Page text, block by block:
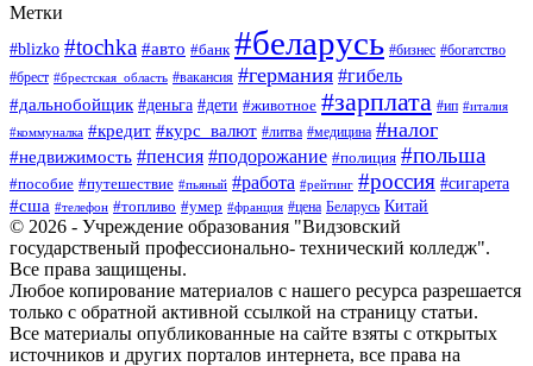
Метки
#blizko #tochka #авто #банк #беларусь #бизнес #богатство
#брест #брестская_область #вакансия #германия #гибель
#дальнобойщик #деньга #дети #животное #зарплата #ип #италия
#коммуналка #кредит #курс_валют #литва #медицина #налог
#недвижимость #пенсия #подорожание #полиция #польша
#пособие #путешествие #пьяный #работа #рейтинг #россия #сигарета
#сша #телефон #топливо #умер #франция #цена Беларусь Китай
© 2026 - Учреждение образования "Видзовский
государственый профессионально- технический колледж".
Все права защищены.
Любое копирование материалов с нашего ресурса разрешается
только с обратной активной ссылкой на страницу статьи.
Все материалы опубликованные на сайте взяты с открытых
источников и других порталов интернета, все права на